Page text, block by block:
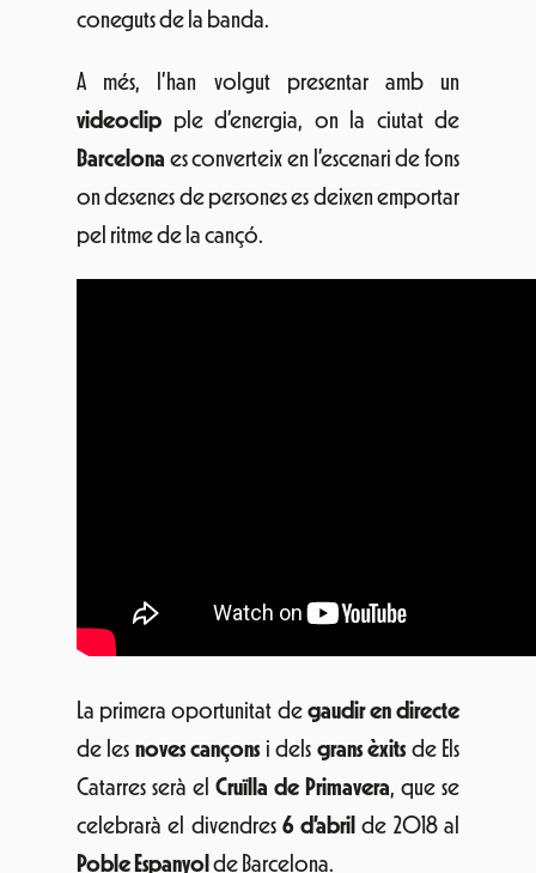
coneguts de la banda.
A més, l’han volgut presentar amb un
videoclip ple d’energia, on la ciutat de
Barcelona es converteix en l’escenari de fons
on desenes de persones es deixen emportar
pel ritme de la cançó.
La primera oportunitat de gaudir en directe
de les noves cançons i dels grans èxits de Els
Catarres serà el Cruïlla de Primavera, que se
celebrarà el divendres6 d’abril de 2018 al
Poble Espanyol de Barcelona.